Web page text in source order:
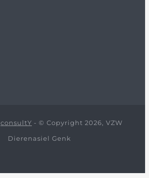
consultY - © Copyright 2026, VZW
Dierenasiel Genk